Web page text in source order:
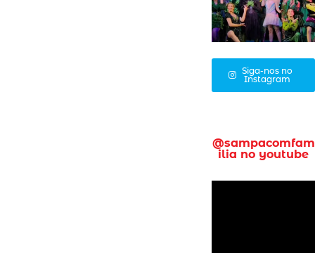
Siga-nos no
Instagram
@sampacomfam
ilia no youtube